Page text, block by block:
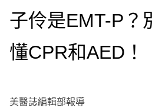
子伶是EMT-P？
懂CPR和AED！
美醫誌編輯部報導